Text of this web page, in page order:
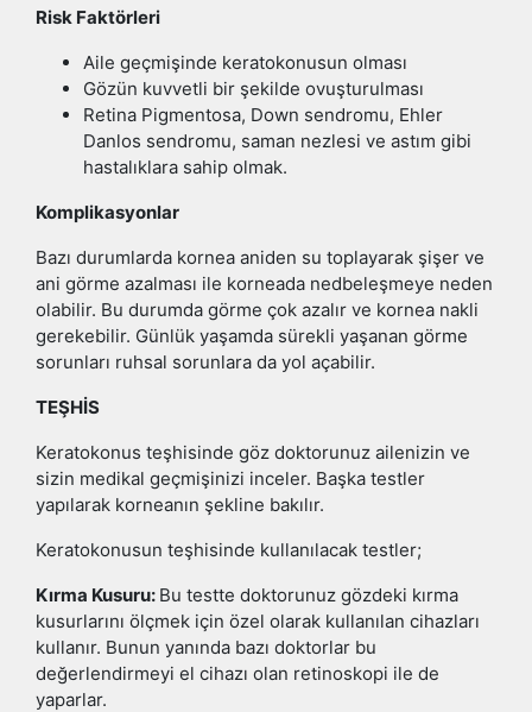
Risk Faktörleri
Aile geçmişinde keratokonusun olması
Gözün kuvvetli bir şekilde ovuşturulması
Retina Pigmentosa, Down sendromu, Ehler
Danlos sendromu, saman nezlesi ve astım gibi
hastalıklara sahip olmak.
Komplikasyonlar
Bazı durumlarda kornea aniden su toplayarak şişer ve
ani görme azalması ile korneada nedbeleşmeye neden
olabilir. Bu durumda görme çok azalır ve kornea nakli
gerekebilir. Günlük yaşamda sürekli yaşanan görme
sorunları ruhsal sorunlara da yol açabilir.
TEŞHİS
Keratokonus teşhisinde göz doktorunuz ailenizin ve
sizin medikal geçmişinizi inceler. Başka testler
yapılarak korneanın şekline bakılır.
Keratokonusun teşhisinde kullanılacak testler;
Kırma Kusuru: Bu testte doktorunuz gözdeki kırma
kusurlarını ölçmek için özel olarak kullanılan cihazları
kullanır. Bunun yanında bazı doktorlar bu
değerlendirmeyi el cihazı olan retinoskopi ile de
yaparlar.